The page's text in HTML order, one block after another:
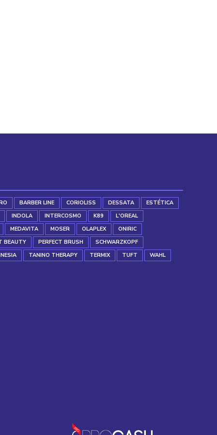
BARBER LINE CORIOLISS DESSATA
ESTÉTICA
INDOLA
INTERCOSMO K89
L'OREAL
MEDAVITA
MOSER OLAPLEX
ONIRIC
BEAUTY
PERFECT BRUSH
SCHWARZKOPF
TANINO THERAPY TERMIX TUFT WAHL